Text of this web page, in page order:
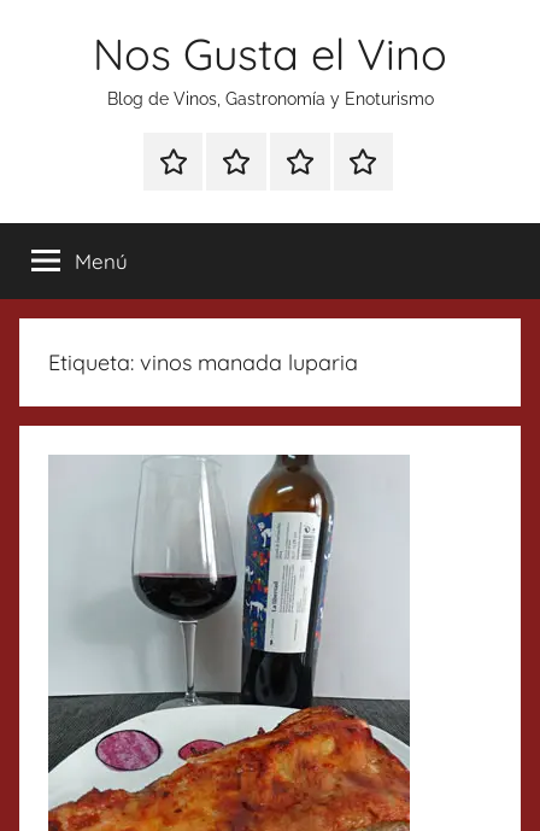
Nos Gusta el Vino
Blog de Vinos, Gastronomía y Enoturismo
Especial
Tonics
Enoturismo
Gastronomía
RankingContacto
Menú
Etiqueta: vinos manada luparia